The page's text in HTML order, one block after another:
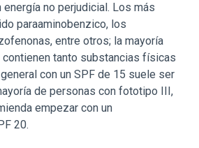
no perjudicial. Los más
paraaminobenzico, los
entre otros; la mayoría
tanto substancias físicas
con un SPF de 15 suele ser
de personas con fototipo III,
empezar con un
20.